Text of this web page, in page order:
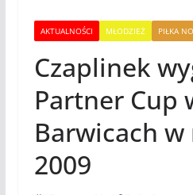
AKTUALNOŚCI MŁODZIEŻ PIŁKA
Czaplinek
Partner Cup
Barwicach
2009